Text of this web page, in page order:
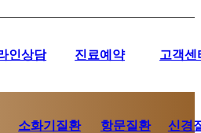
인상담 진료예약 고객센
소화기질환 항문질환 신경